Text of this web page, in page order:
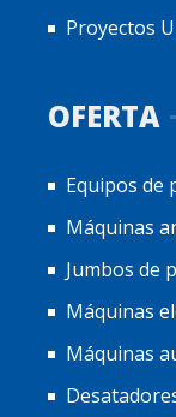
Proyectos
OFERTA
Equipos de
Máquinas
Jumbos de
Máquinas
Máquinas